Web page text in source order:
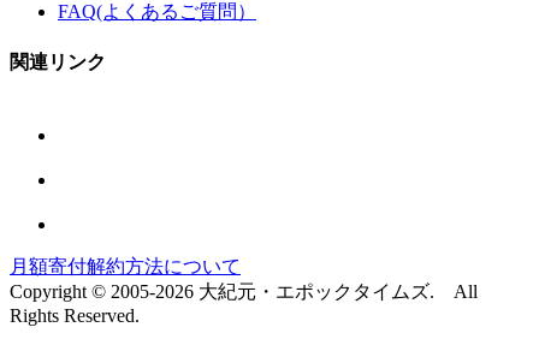
FAQ(よくあるご質問）
関連リンク
月額寄付解約方法について
Copyright © 2005-2026 大紀元・エポックタイムズ. All
Rights Reserved.